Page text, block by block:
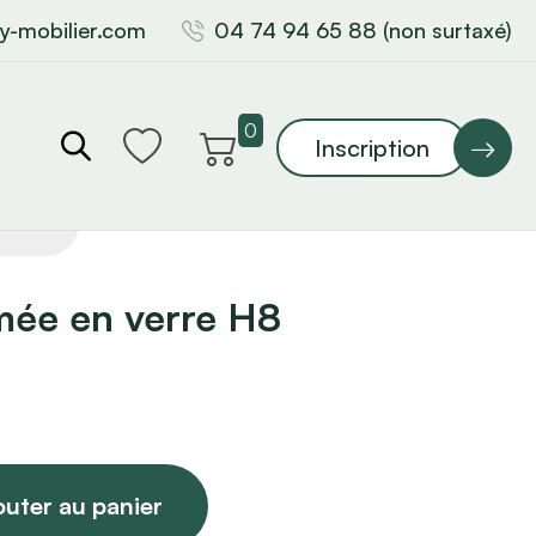
mobilier.com 04 74 94 65 88 (non surtaxé)
0
Inscription
en verre H8
au panier